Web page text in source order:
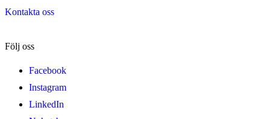
Kontakta oss
Följ oss
Facebook
Instagram
LinkedIn